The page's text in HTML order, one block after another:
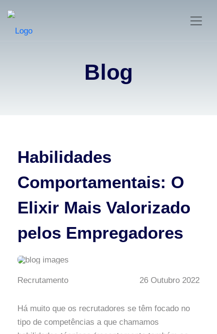
Blog
Habilidades
Comportamentais: O
Elixir Mais Valorizado
pelos Empregadores
Recrutamento 26 Outubro 2022
Há muito que os recrutadores se têm focado no
tipo de competências a que chamamos